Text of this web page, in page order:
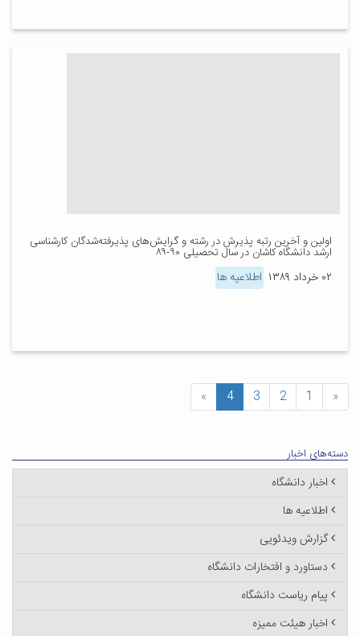
اولین و آخرین رتبه پذیرش در رشته و گرایش‌های پذیرفته‌شدگان کارشناسی
ارشد دانشگاه کاشان در سال تحصیلی ۹۰-۸۹
۰۲ خرداد ۱۳۸۹ اطلاعیه ها
«
1
2
3
4
»
دسته‌های اخبار
اخبار دانشگاه
اطلاعیه ها
گزارش ویدئویی
دستاورد و افتخارات دانشگاه
پیام ریاست دانشگاه
اخبار هیئت ممیزه